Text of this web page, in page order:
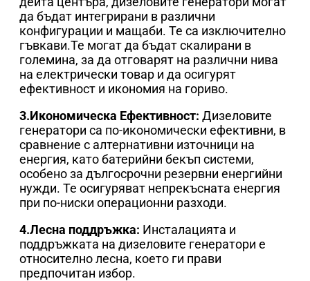
да бъдат интегрирани в различни
конфигурации и мащаби. Те са изключително
гъвкави.Те могат да бъдат скалирани в
големина, за да отговарят на различни нива
на електрически товар и да осигурят
ефективност и икономия на гориво.
3.Икономическа Ефективност: Дизеловите
генератори са по-икономически ефективни, в
сравнение с алтернативни източници на
енергия, като батерийни бекъп системи,
особено за дългосрочни резервни енергийни
нужди. Те осигуряват непрекъсната енергия
при по-ниски операционни разходи.
4.Лесна поддръжка: Инсталацията и
поддръжката на дизеловите генератори е
относително лесна, което ги прави
предпочитан избор.